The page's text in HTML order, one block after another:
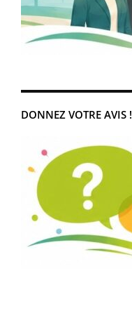
DONNEZ VOTRE AVIS !